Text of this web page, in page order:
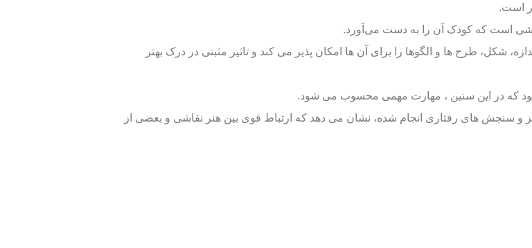
است.
است که کودک آن را به دست می‌آورد.
شکل، طرح ها و الگوها را برای آن ها امکان پذیر می کند و تاثیر مثبتی در درک بهتر
که در این سنین ، مهارت مهمی محسوب می شود.
مغز و سنجش های رفتاری انجام شده، نشان می دهد که ارتباط قوی بین هنر نقاشی و بعضی از